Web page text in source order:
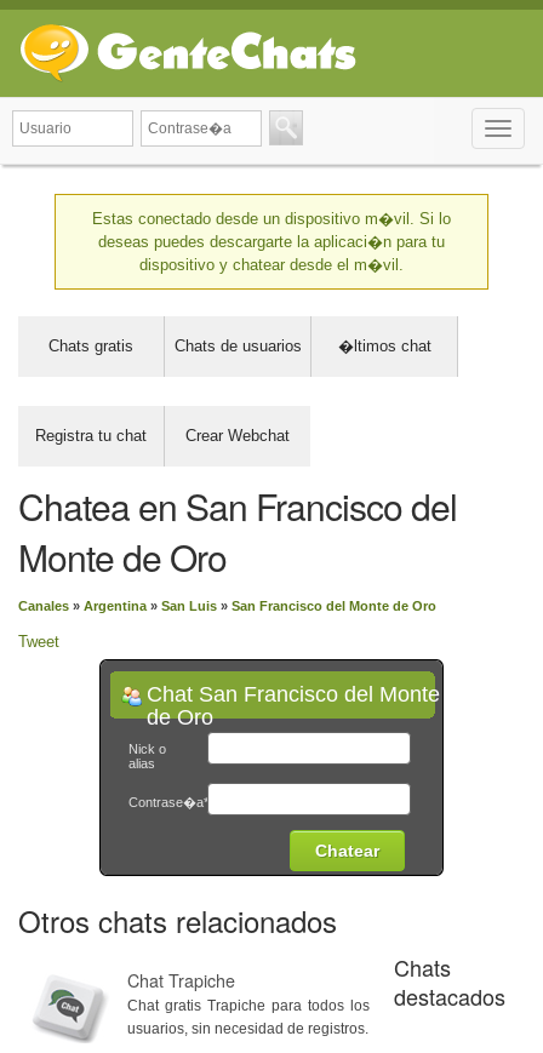
Toggle
Estas conectado desde un dispositivo m�vil. Si lo
deseas puedes descargarte la aplicaci�n para tu
dispositivo y chatear desde el m�vil.
Chats gratis Chats de usuarios �ltimos chat
Registra tu chat Crear Webchat
Chatea en San Francisco del
Monte de Oro
Canales » Argentina » San Luis » San Francisco del Monte de Oro
Tweet
Chat San Francisco del Monte
de Oro
Nick o
alias
Contrase�a*
Otros chats relacionados
Chat Trapiche
Chat gratis Trapiche para todos los
usuarios, sin necesidad de registros.
Chats
destacados